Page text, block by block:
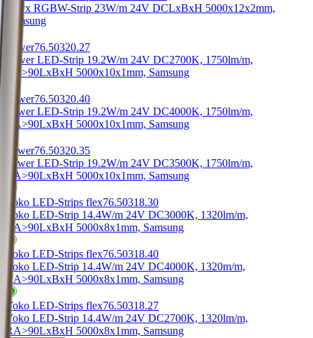
Onyx RGBW-Strip 23W/m 24V DCLxBxH 5000x12x2mm,
Samsung
Power76.50320.27
Power LED-Strip 19.2W/m 24V DC2700K, 1750lm/m,
RA>90LxBxH 5000x10x1mm, Samsung
Power76.50320.40
Power LED-Strip 19.2W/m 24V DC4000K, 1750lm/m,
RA>90LxBxH 5000x10x1mm, Samsung
Power76.50320.35
Power LED-Strip 19.2W/m 24V DC3500K, 1750lm/m,
RA>90LxBxH 5000x10x1mm, Samsung
Yoko LED-Strips flex76.50318.30
Yoko LED-Strip 14.4W/m 24V DC3000K, 1320lm/m,
RA>90LxBxH 5000x8x1mm, Samsung
Yoko LED-Strips flex76.50318.40
Yoko LED-Strip 14.4W/m 24V DC4000K, 1320m/m,
RA>90LxBxH 5000x8x1mm, Samsung
Yoko LED-Strips flex76.50318.27
Yoko LED-Strip 14.4W/m 24V DC2700K, 1320lm/m,
RA>90LxBxH 5000x8x1mm, Samsung